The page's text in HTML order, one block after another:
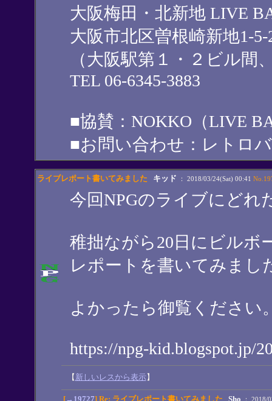
大阪梅田・北新地 LIVE
大阪市北区曽根崎新地1-
（大阪駅第１・２ビル間
TEL 06-6345-3883
■協賛：NOKKO（LIVE
■お問い合わせ：レトロ
ライブレポート書いてみました キッド ： 2018/03/24(Sat) 00:41
今回NPGのライブにどれ
稚拙ながら20日にビルボ
レポートを書いてみまし
よかったら御覧ください
https://npg-kid.blogspot.jp/
【 新しいレスから表示】
[→19727] Re: ライブレポート書いてみました Sho ： 2018/